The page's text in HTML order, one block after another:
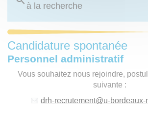
à la recherche
Candidature spontanée
Personnel administratif
Vous souhaitez nous rejoindre,
suivante :
drh-recrutement@u-bordeaux-